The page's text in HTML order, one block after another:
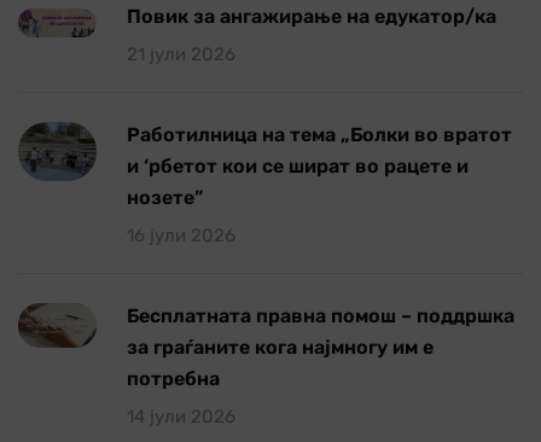
Повик за ангажирање на едукатор/ка
21 јули 2026
Работилница на тема „Болки во вратот
и ‘рбетот кои се шират во рацете и
нозете”
16 јули 2026
Бесплатната правна помош – поддршка
за граѓаните кога најмногу им е
потребна
14 јули 2026